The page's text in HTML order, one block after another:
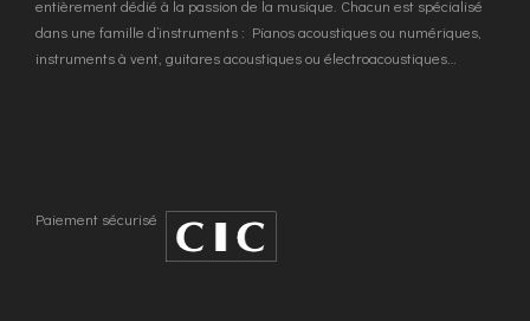
entièrement dédié à la passion de la musique. Chacun est spécialisé
dans une famille d’instruments : Pianos acoustiques ou numériques,
instruments à vent, guitares acoustiques ou électroacoustiques…
Paiement sécurisé